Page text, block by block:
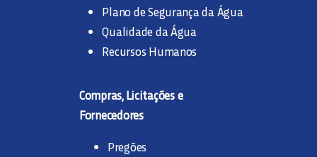
Plano de Segurança da Água
Qualidade da Água
Recursos Humanos
Compras, Licitações e
Fornecedores
Pregões